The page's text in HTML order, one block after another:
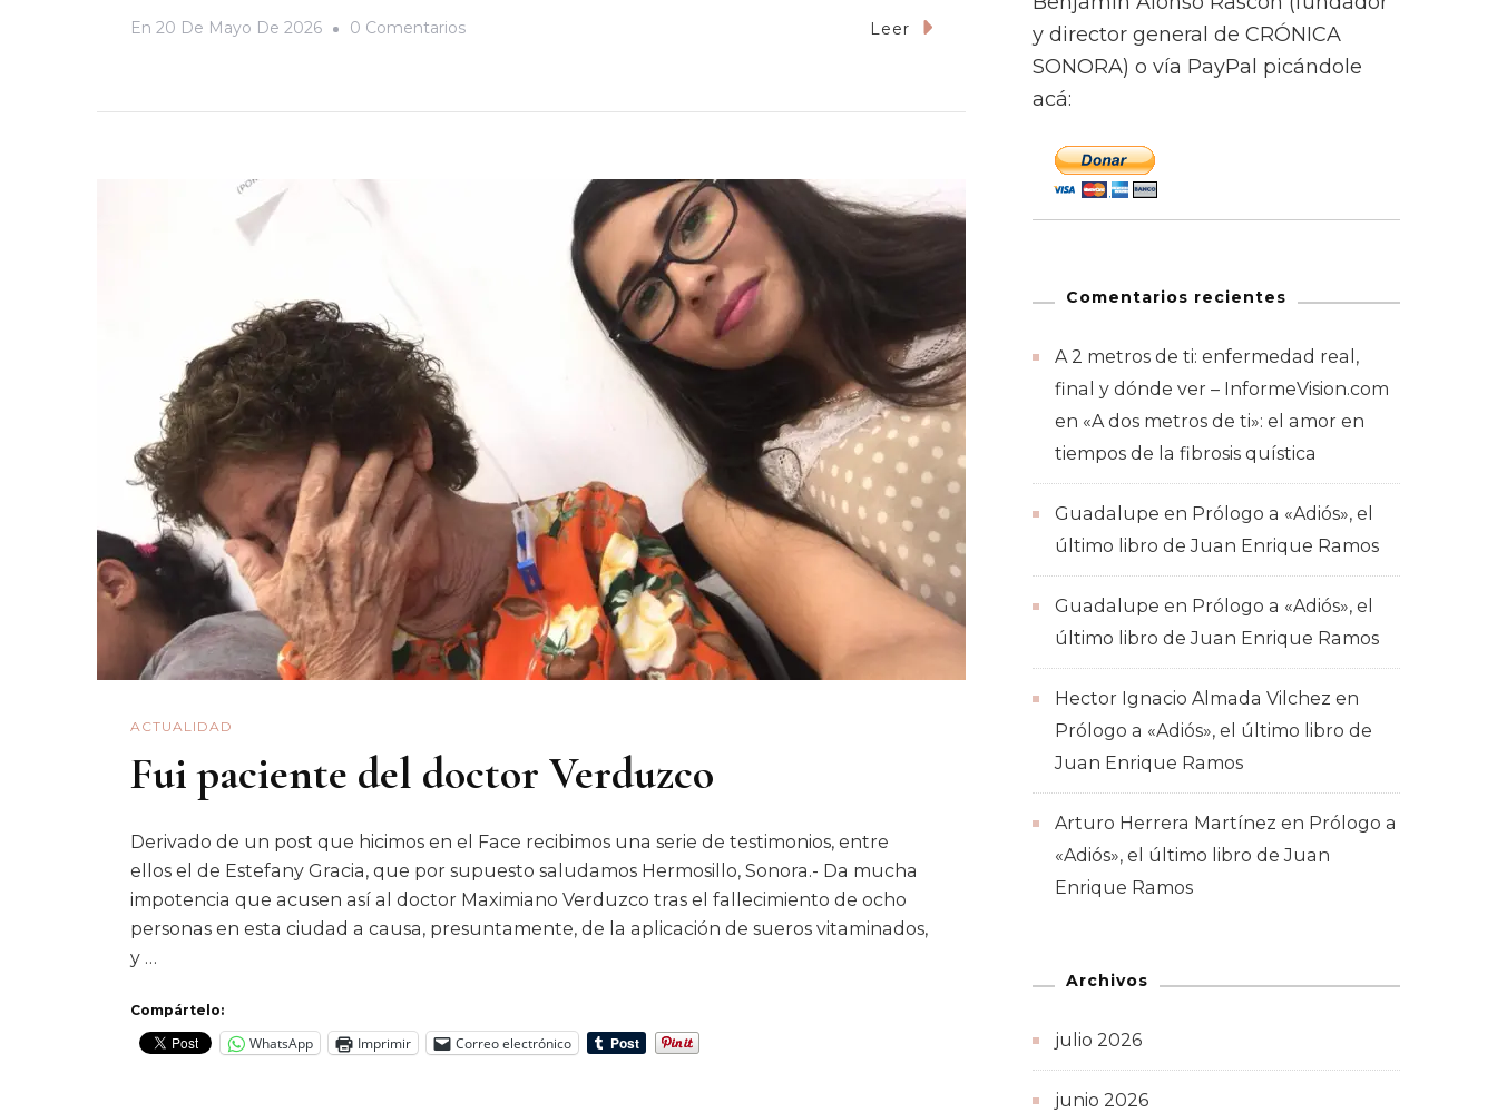
En 20 De Mayo De 2026 0 ComentariosEn
Leer
ACTUALIDAD
Fui paciente del doctor Verduzco
Derivado de un post que hicimos en el Face recibimos una serie de testimonios, entre
ellos el de Estefany Gracia, que por supuesto saludamos Hermosillo, Sonora.- Da mucha
impotencia que acusen así al doctor Maximiano Verduzco tras el fallecimiento de ocho
personas en esta ciudad a causa, presuntamente, de la aplicación de sueros vitaminados,
y …
Compártelo:
WhatsApp Imprimir Correo electrónico
y director general de CRÓNICA
SONORA) o vía PayPal picándole
acá:
Comentarios recientes
A 2 metros de ti: enfermedad real,
final y dónde ver – InformeVision.com
en «A dos metros de ti»: el amor en
tiempos de la fibrosis quística
Guadalupe en Prólogo a «Adiós», el
último libro de Juan Enrique Ramos
Guadalupe en Prólogo a «Adiós», el
último libro de Juan Enrique Ramos
Hector Ignacio Almada Vilchez en
Prólogo a «Adiós», el último libro de
Juan Enrique Ramos
Arturo Herrera Martínez en Prólogo a
«Adiós», el último libro de Juan
Enrique Ramos
Archivos
julio 2026
junio 2026